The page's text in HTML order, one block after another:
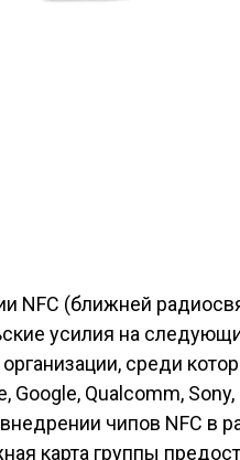
NFC (ближней
усилия на
среди
Google, Qualcomm,
чипов NFC в
карта группы